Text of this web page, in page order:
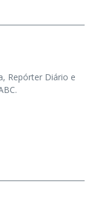
Repórter Diário e